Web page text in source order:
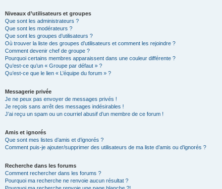
Niveaux d’utilisateurs et groupes
Que sont les administrateurs ?
Que sont les modérateurs ?
Que sont les groupes d’utilisateurs ?
Où trouver la liste des groupes d’utilisateurs et comment les rejoindre ?
Comment devenir chef de groupe ?
Pourquoi certains membres apparaissent dans une couleur différente ?
Qu’est-ce qu’un « Groupe par défaut » ?
Qu’est-ce que le lien « L’équipe du forum » ?
Messagerie privée
Je ne peux pas envoyer de messages privés !
Je reçois sans arrêt des messages indésirables !
J’ai reçu un spam ou un courriel abusif d’un membre de ce forum !
Amis et ignorés
Que sont mes listes d’amis et d’ignorés ?
Comment puis-je ajouter/supprimer des utilisateurs de ma liste d’amis ou d’ignorés ?
Recherche dans les forums
Comment rechercher dans les forums ?
Pourquoi ma recherche ne renvoie aucun résultat ?